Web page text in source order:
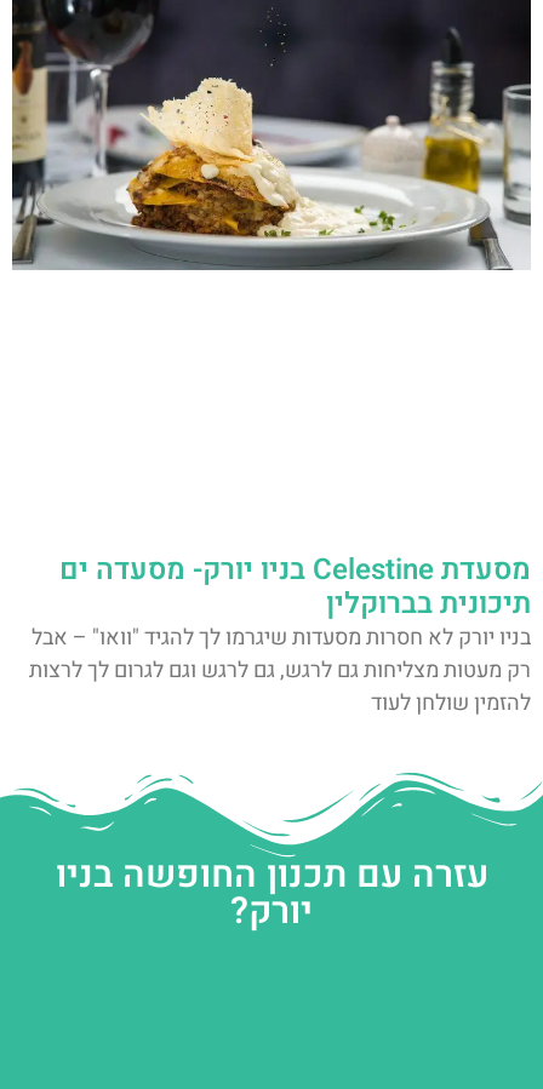
מסעדת Celestine בניו יורק- מסעדה ים
תיכונית בברוקלין
בניו יורק לא חסרות מסעדות שיגרמו לך להגיד "וואו" – אבל
רק מעטות מצליחות גם לרגש, גם לרגש וגם לגרום לך לרצות
להזמין שולחן לעוד
עזרה עם תכנון החופשה בניו
יורק?